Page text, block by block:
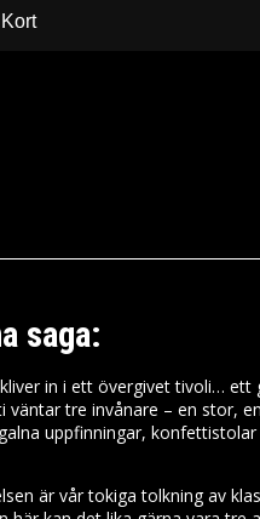
saga:
in i ett övergivet tivoli…
väntar tre invånare – en stor,
uppfinningar,
är vår tokiga tolkning av